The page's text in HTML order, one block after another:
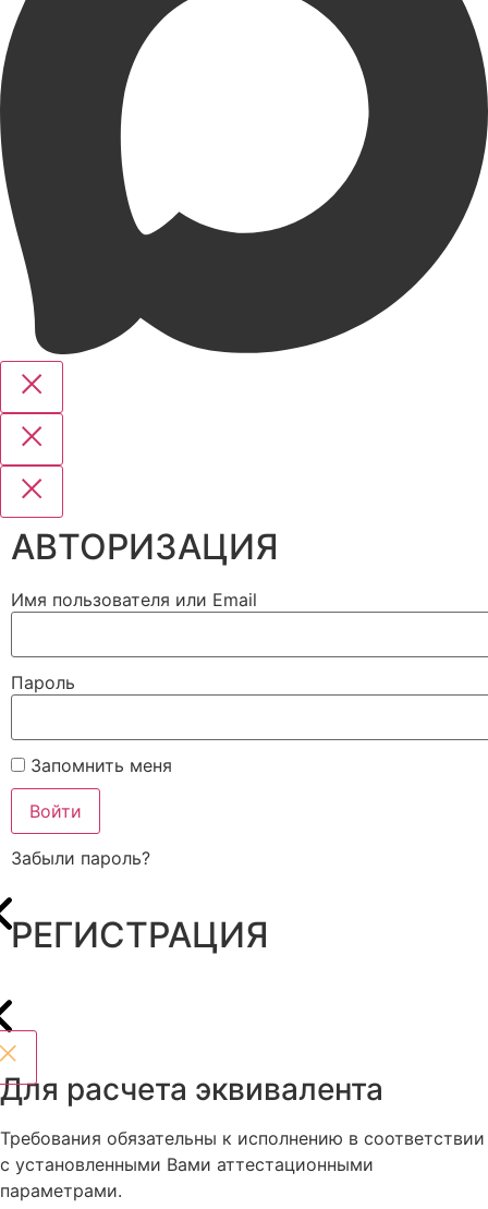
АВТОРИЗАЦИЯ
Имя пользователя или Email
Пароль
Запомнить меня
Войти
Забыли пароль?
РЕГИСТРАЦИЯ
Для расчета эквивалента
Требования обязательны к исполнению в соответствии
с установленными Вами аттестационными
параметрами.